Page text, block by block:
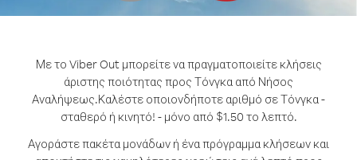
Με το Viber Out μπορείτε να πραγματοποιείτε κλήσεις
άριστης ποιότητας προς Τόνγκα από Νήσος
Αναλήψεως.Καλέστε οποιονδήποτε αριθμό σε Τόνγκα -
σταθερό ή κινητό! - μόνο από $1.50 το λεπτό.
Αγοράστε πακέτα μονάδων ή ένα πρόγραμμα κλήσεων και